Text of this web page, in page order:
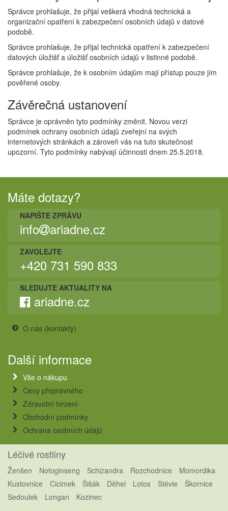
Správce prohlašuje, že přijal veškerá vhodná technická a
organizační opatření k zabezpečení osobních údajů v datové
podobě.
Správce prohlašuje, že přijal technická opatření k zabezpečení
datových úložišť a úložišť osobních údajů v listinné podobě.
Správce prohlašuje, že k osobním údajům mají přístup pouze jím
pověřené osoby.
Závěrečná ustanovení
Správce je oprávněn tyto podmínky změnit. Novou verzi
podmínek ochrany osobních údajů zveřejní na svých
internetových stránkách a zároveň vás na tuto skutečnost
upozorní. Tyto podmínky nabývají účinnosti dnem 25.5.2018.
Máte dotazy?
NAPIŠTE ZPRÁVU
info ariadne.cz
ZAVOLEJTE
+420 731 590 833
SLEDUJTE AKTUALITY NA
ariadne.cz
O nás (kontakty)
Další informace
Vše o nákupu
Ceny přepravného
Zdravotní tvrzení
Obchodní podmínky
Ochrana osobních údajů
Léčivé rostliny
Ženšen Notoginseng Schizandra Rozchodnice
Momordika
Kustovnice
Cicimek Šišák Děhel Lotos Stévie
Škornice
Sedoulek
Longan Kozinec